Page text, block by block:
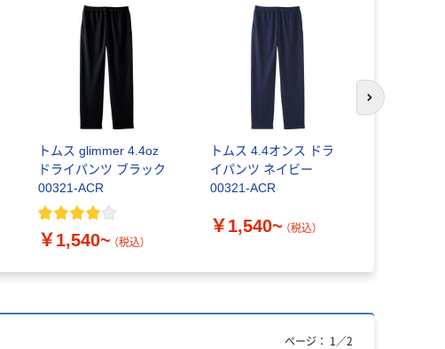
トムス glimmer 4.4oz
ドライパンツ ブラック
00321-ACR
￥1,540~ （税込）
トムス 4.4オンス ドラ
イパンツ ネイビー
00321-ACR
￥1,540~ （税込）
次のスライド
ページ： 1 ／2